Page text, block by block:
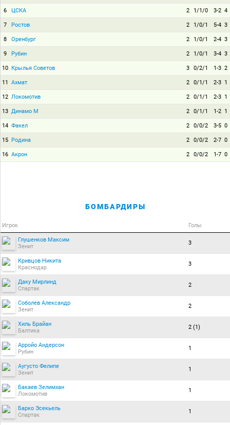
6 ЦСКА 2 1/1/0 3-2 4
7 Ростов 2 1/0/1 5-4 3
8 Оренбург 2 1/0/1 2-4 3
9 Рубин 2 1/0/1 3-4 3
10 Крылья Советов 3 0/2/1 1-3 2
11 Ахмат 2 0/1/1 2-3 1
12 Локомотив 2 0/1/1 2-3 1
13 Динамо М 2 0/1/1 1-2 1
14 Факел 2 0/0/2 3-5 0
15 Родина 2 0/0/2 2-7 0
16 Акрон 2 0/0/2 1-7 0
БОМБАРДИРЫ
Игрок Голы
Глушенков Максим
Зенит
3
Кривцов Никита
Краснодар
3
Даку Мирлинд
Спартак
2
Соболев Александр
Зенит
2
Хиль Брайан
Балтика
2 (1)
Арройо Андерсон
Рубин
1
Аугусто Фелипе
Зенит
1
Бакаев Зелимхан
Локомотив
1
Барко Эсекьель
Спартак
1